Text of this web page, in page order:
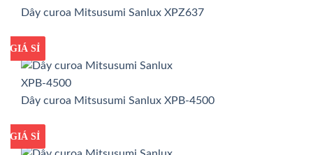
Dây curoa Mitsusumi Sanlux XPZ637
GIÁ TỐT
GIÁ SỈ
Dây curoa Mitsusumi Sanlux XPB-4500
GIÁ TỐT
GIÁ SỈ